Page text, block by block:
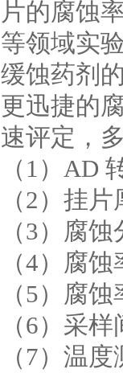
片的腐蚀
等领域实
缓蚀药剂
更迅捷的
速评定，
（ 1 ） AD
（2 ）挂片
（3）腐蚀
（4）腐蚀
（5）腐蚀
（6）采样
（ 7）温度